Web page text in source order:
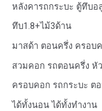
หลังคารถกระบะ ตู้ทึบอ
ทึบ1.8+ไม้3ด้าน
มาสด้า ตอนครึ่ง ครอบ
สวมคอก รถตอนครึ่ง หั
ครอบคอก รถกระบะ ต
ได้ทั้งนอน ได้ทั้งทำงาน